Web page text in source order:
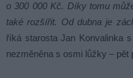
o 300 000 Kč. Díky tomu
také rozšířit. Od dubna je
říká starosta Jan Konvalinka
nezměněna s osmi lůžky – pět